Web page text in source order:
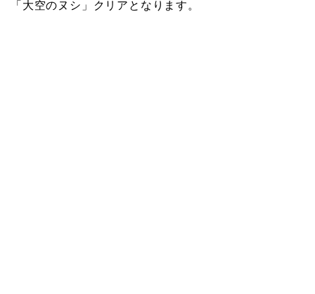
「大空のヌシ」クリアとなります。